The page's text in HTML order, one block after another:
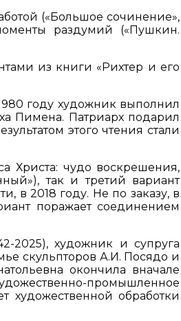
(«Большое сочинение»,
раздумий («Пушкин.
из книги «Рихтер и его
году художник выполнил
Пимена. Патриарх подарил
этого чтения стали
Христа: чудо воскрешения,
так и третий вариант
в 2018 году. Не по заказу, в
поражает соединением
2025), художник и супруга
скульпторов А.И. Посядо и
окончила вначале
промышленное
художественной обработки